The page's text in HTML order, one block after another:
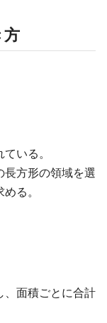
方
いる。
長方形の領域を選
る。
、面積ごとに合計